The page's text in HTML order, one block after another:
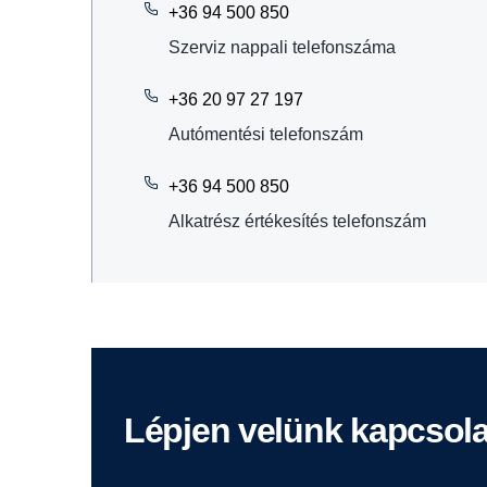
+36 94 500 850
Szerviz nappali telefonszáma
+36 20 97 27 197
Autómentési telefonszám
+36 94 500 850
Alkatrész értékesítés telefonszám
Lépjen velünk